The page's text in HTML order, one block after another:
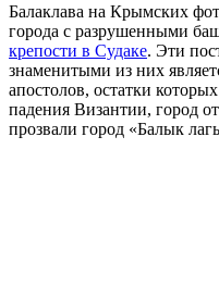
Балаклава на Крымских
города с разрушенными
крепости в Судаке. Эти
знаменитыми из них
апостолов, остатки
падения Византии, город
прозвали город «Балык